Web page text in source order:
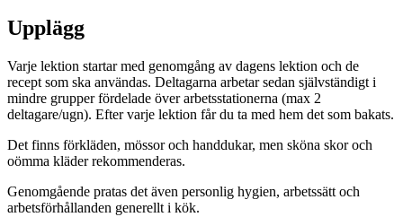
Upplägg
Varje lektion startar med genomgång av dagens lektion och de
recept som ska användas. Deltagarna arbetar sedan självständigt i
mindre grupper fördelade över arbetsstationerna (max 2
deltagare/ugn). Efter varje lektion får du ta med hem det som bakats.
Det finns förkläden, mössor och handdukar, men sköna skor och
oömma kläder rekommenderas.
Genomgående pratas det även personlig hygien, arbetssätt och
arbetsförhållanden generellt i kök.